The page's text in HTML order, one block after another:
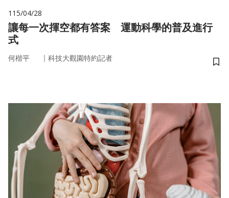
115/04/28
讓每一次揮空都有答案 運動科學的普及進行
式
何楷平 ｜ 科技大觀園特約記者
儲